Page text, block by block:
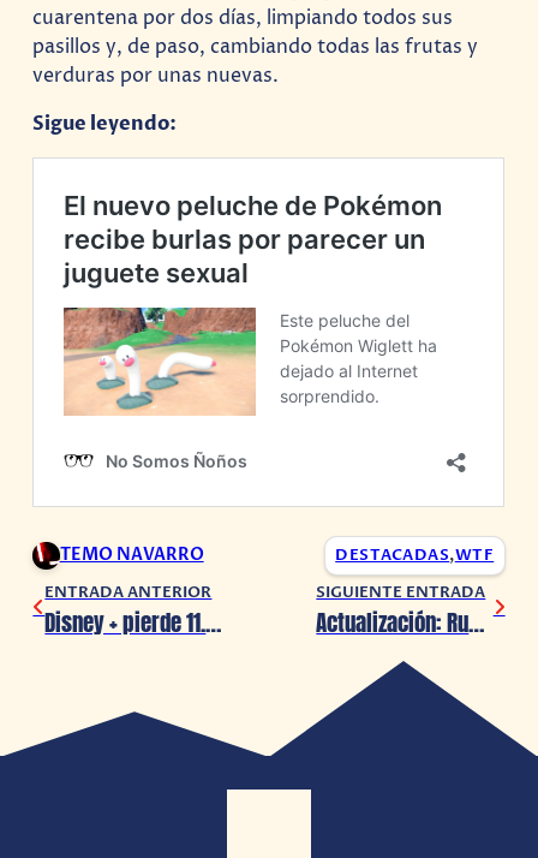
cuarentena por dos días, limpiando todos sus
pasillos y, de paso, cambiando todas las frutas y
verduras por unas nuevas.
Sigue leyendo:
TEMO NAVARRO DESTACADAS,WTF
ENTRADA ANTERIOR
Disney + pierde 11.7 millones de usuarios tras prohibir compartir contraseñas
SIGUIENTE ENTRADA
Actualización: Rumor de ‘Borderlands 4’ fue un error